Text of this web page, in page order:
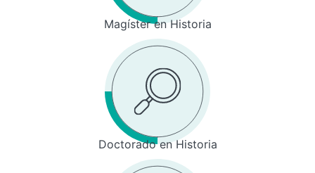
Magíster en Historia
Doctorado en Historia